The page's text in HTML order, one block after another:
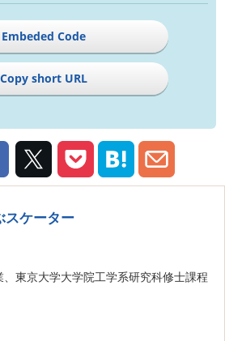
Embeded Code
Copy short URL
スケーター
東京大学大学院工学系研究科修士課程